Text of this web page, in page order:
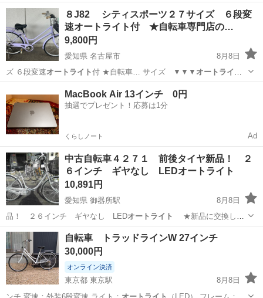
ださい、なるべく合わせますが、午前中来れる方優先朝9時から10時が
良いです。いつどちらから来られるのかわかりやすくお知らせくださ
い。値引きしたり時間にルーズな方は...
千葉 市原市 その他
８J82 シティスポーツ２７サイズ ６段変
速オートライト付 ★自転車専門店の…
9,800円
愛知県 名古屋市
8月8日
ズ ６段変速オートライト付 ★自転車… サイズ ▼▼▼ オートライト
付 ★★★…
MacBook Air 13インチ 0円
抽選でプレゼント！応募は1分
くらしノート Ad
中古自転車４２７１ 前後タイヤ新品！ ２
６インチ ギヤなし LEDオートライト
10,891円
愛知県 御器所駅
8月8日
品！ ２６インチ ギヤなし LEDオートライト
部分★ 前後…
愛知 名古屋市 御器所駅 自転車 タイヤ
自転車 トラッドラインW 27インチ
30,000円
オンライン決済
東京都 東京駅
8月8日